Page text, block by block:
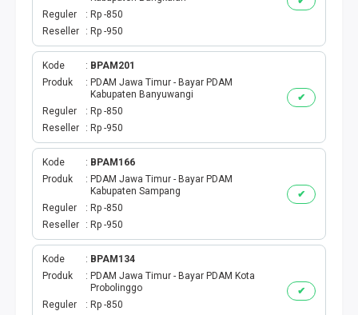
Reguler
Rp -850
Reseller
Rp -950
✔
Kode
BPAM201
Produk
PDAM Jawa Timur - Bayar PDAM
Kabupaten Banyuwangi
Reguler
Rp -850
Reseller
Rp -950
✔
Kode
BPAM166
Produk
PDAM Jawa Timur - Bayar PDAM
Kabupaten Sampang
Reguler
Rp -850
Reseller
Rp -950
✔
Kode
BPAM134
Produk
PDAM Jawa Timur - Bayar PDAM Kota
Probolinggo
Reguler
Rp -850